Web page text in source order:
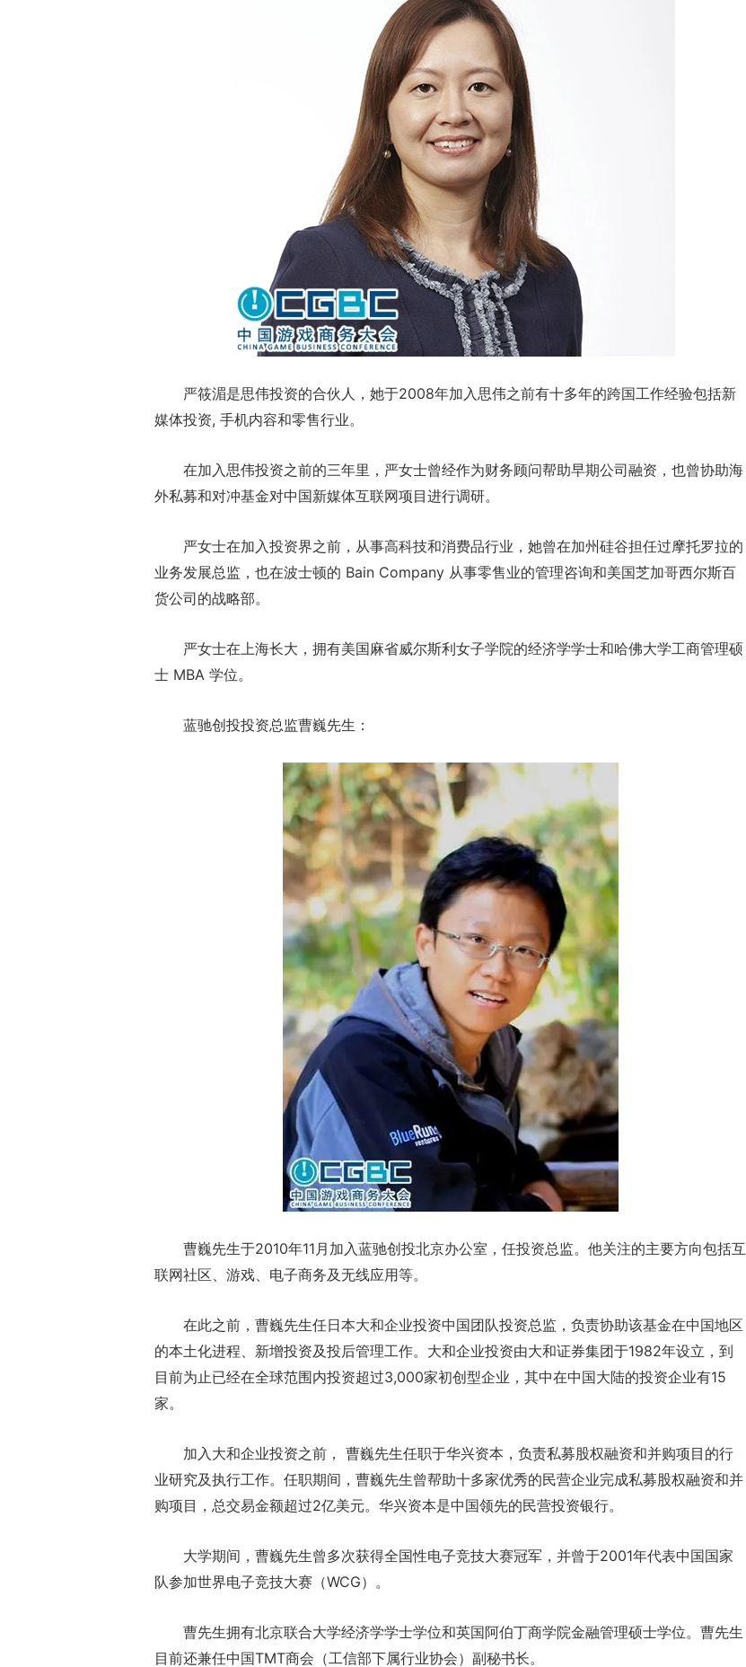
严筱湄是思伟投资的合伙人，她于2008年加入思伟之前有十多年的跨国工作经验包括新
媒体投资, 手机内容和零售行业。
在加入思伟投资之前的三年里，严女士曾经作为财务顾问帮助早期公司融资，也曾协助海
外私募和对冲基金对中国新媒体互联网项目进行调研。
严女士在加入投资界之前，从事高科技和消费品行业，她曾在加州硅谷担任过摩托罗拉的
业务发展总监，也在波士顿的 Bain Company 从事零售业的管理咨询和美国芝加哥西尔斯百
货公司的战略部。
严女士在上海长大，拥有美国麻省威尔斯利女子学院的经济学学士和哈佛大学工商管理硕
士 MBA 学位。
蓝驰创投投资总监曹巍先生：
曹巍先生于2010年11月加入蓝驰创投北京办公室，任投资总监。他关注的主要方向包括互
联网社区、游戏、电子商务及无线应用等。
在此之前，曹巍先生任日本大和企业投资中国团队投资总监，负责协助该基金在中国地区
的本土化进程、新增投资及投后管理工作。大和企业投资由大和证券集团于1982年设立，到
目前为止已经在全球范围内投资超过3,000家初创型企业，其中在中国大陆的投资企业有15
家。
加入大和企业投资之前， 曹巍先生任职于华兴资本，负责私募股权融资和并购项目的行
业研究及执行工作。任职期间，曹巍先生曾帮助十多家优秀的民营企业完成私募股权融资和并
购项目，总交易金额超过2亿美元。华兴资本是中国领先的民营投资银行。
大学期间，曹巍先生曾多次获得全国性电子竞技大赛冠军，并曾于2001年代表中国国家
队参加世界电子竞技大赛（WCG）。
曹先生拥有北京联合大学经济学学士学位和英国阿伯丁商学院金融管理硕士学位。曹先生
目前还兼任中国TMT商会（工信部下属行业协会）副秘书长。